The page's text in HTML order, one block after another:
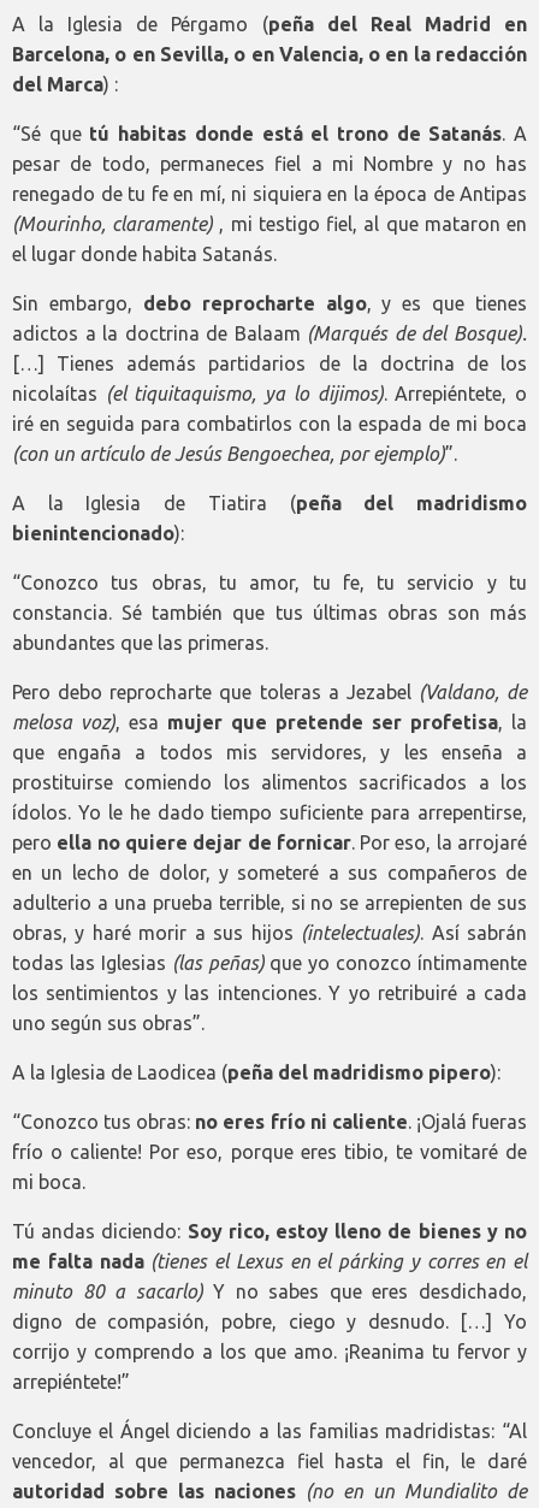
A la Iglesia de Pérgamo (peña del Real Madrid en
Barcelona, o en Sevilla, o en Valencia, o en la redacción
del Marca) :
“Sé que tú habitas donde está el trono de Satanás . A
pesar de todo, permaneces fiel a mi Nombre y no has
renegado de tu fe en mí, ni siquiera en la época de Antipas
(Mourinho, claramente) , mi testigo fiel, al que mataron en
el lugar donde habita Satanás.
Sin embargo, debo reprocharte algo, y es que tienes
adictos a la doctrina de Balaam (Marqués de del Bosque).
[…] Tienes además partidarios de la doctrina de los
nicolaítas (el tiquitaquismo, ya lo dijimos). Arrepiéntete, o
iré en seguida para combatirlos con la espada de mi boca
(con un artículo de Jesús Bengoechea, por ejemplo)”.
A la Iglesia de Tiatira (peña del madridismo
bienintencionado):
“Conozco tus obras, tu amor, tu fe, tu servicio y tu
constancia. Sé también que tus últimas obras son más
abundantes que las primeras.
Pero debo reprocharte que toleras a Jezabel
(Valdano, de
melosa voz) , esa mujer que pretende ser profetisa , la
que engaña a todos mis servidores, y les enseña a
prostituirse comiendo los alimentos sacrificados a los
ídolos. Yo le he dado tiempo suficiente para arrepentirse,
pero ella no quiere dejar de fornicar. Por eso, la arrojaré
en un lecho de dolor, y someteré a sus compañeros de
adulterio a una prueba terrible, si no se arrepienten de sus
obras, y haré morir a sus hijos (intelectuales) . Así sabrán
todas las Iglesias (las peñas)que yo conozco íntimamente
los sentimientos y las intenciones. Y yo retribuiré a cada
uno según sus obras”.
A la Iglesia de Laodicea (peña del madridismo pipero):
“Conozco tus obras: no eres frío ni caliente . ¡Ojalá fueras
frío o caliente! Por eso, porque eres tibio, te vomitaré de
mi boca.
Tú andas diciendo: Soy rico, estoy lleno de bienes y no
me falta nada (tienes el Lexus en el párking y corres en el
minuto 80 a sacarlo)Y no sabes que eres desdichado,
digno de compasión, pobre, ciego y desnudo. […] Yo
corrijo y comprendo a los que amo. ¡Reanima tu fervor y
arrepiéntete!”
Concluye el Ángel diciendo a las familias madridistas: “Al
vencedor, al que permanezca fiel hasta el fin, le daré
autoridad sobre las naciones (no en un Mundialito de